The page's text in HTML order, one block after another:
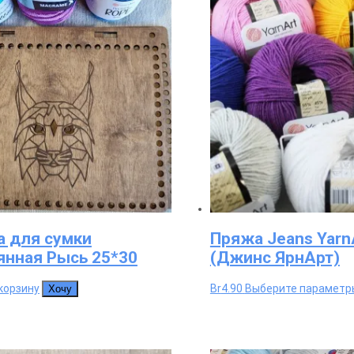
для сумки
Рысь 25*30
Хочу
Пряжа Jeans
(Джинс ЯрнАрт)
Br4.90 Выберите